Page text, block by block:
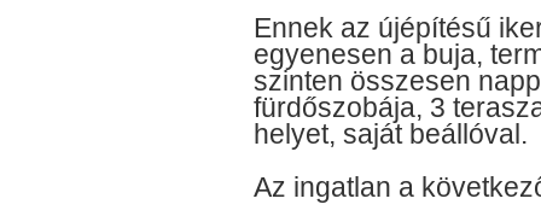
Ennek az újépítésű
egyenesen a buja,
szinten összesen
fürdőszobája, 3
helyet, saját beállóval.
Az ingatlan a